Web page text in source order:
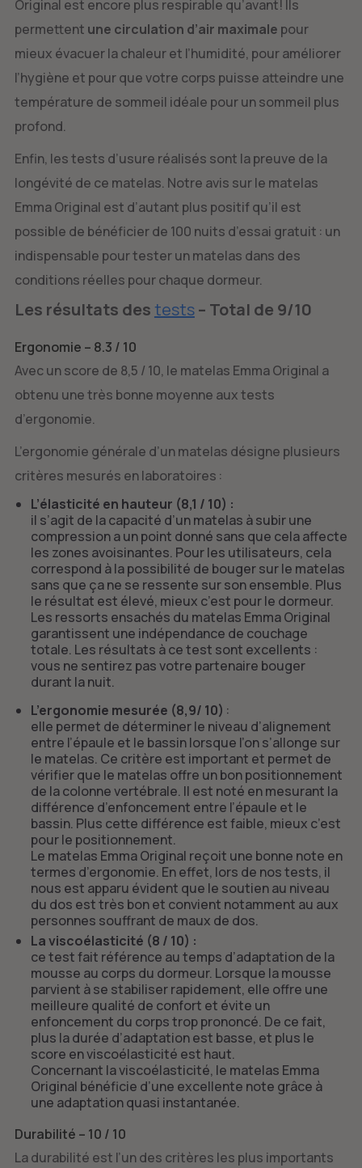
Original est encore plus respirable qu’avant! Ils
permettent une circulation d’air maximale pour
mieux évacuer la chaleur et l’humidité, pour améliorer
l’hygiène et pour que votre corps puisse atteindre une
température de sommeil idéale pour un sommeil plus
profond.
Enfin, les tests d’usure réalisés sont la preuve de la
longévité de ce matelas. Notre avis sur le matelas
Emma Original est d’autant plus positif qu’il est
possible de bénéficier de 100 nuits d’essai gratuit : un
indispensable pour tester un matelas dans des
conditions réelles pour chaque dormeur.
Les résultats destests– Total de 9/10
Ergonomie – 8.3 / 10
Avec un score de 8,5 / 10, le matelas Emma Original a
obtenu une très bonne moyenne aux tests
d’ergonomie.
L’ergonomie générale d’un matelas désigne plusieurs
critères mesurés en laboratoires :
L’élasticité en hauteur (8,1 / 10) :
il s’agit de la capacité d’un matelas à subir une
compression a un point donné sans que cela affecte
les zones avoisinantes. Pour les utilisateurs, cela
correspond à la possibilité de bouger sur le matelas
sans que ça ne se ressente sur son ensemble. Plus
le résultat est élevé, mieux c’est pour le dormeur.
Les ressorts ensachés du matelas Emma Original
garantissent une indépendance de couchage
totale. Les résultats à ce test sont excellents :
vous ne sentirez pas votre partenaire bouger
durant la nuit.
L’ergonomie mesurée (8,9/ 10) :
elle permet de déterminer le niveau d’alignement
entre l’épaule et le bassin lorsque l’on s’allonge sur
le matelas. Ce critère est important et permet de
vérifier que le matelas offre un bon positionnement
de la colonne vertébrale. Il est noté en mesurant la
différence d’enfoncement entre l’épaule et le
bassin. Plus cette différence est faible, mieux c’est
pour le positionnement.
Le matelas Emma Original reçoit une bonne note en
termes d’ergonomie. En effet, lors de nos tests, il
nous est apparu évident que le soutien au niveau
du dos est très bon et convient notamment au aux
personnes souffrant de maux de dos.
La viscoélasticité (8 / 10) :
ce test fait référence au temps d’adaptation de la
mousse au corps du dormeur. Lorsque la mousse
parvient à se stabiliser rapidement, elle offre une
meilleure qualité de confort et évite un
enfoncement du corps trop prononcé. De ce fait,
plus la durée d’adaptation est basse, et plus le
score en viscoélasticité est haut.
Concernant la viscoélasticité, le matelas Emma
Original bénéficie d’une excellente note grâce à
une adaptation quasi instantanée.
Durabilité – 10 / 10
La durabilité est l’un des critères les plus importants